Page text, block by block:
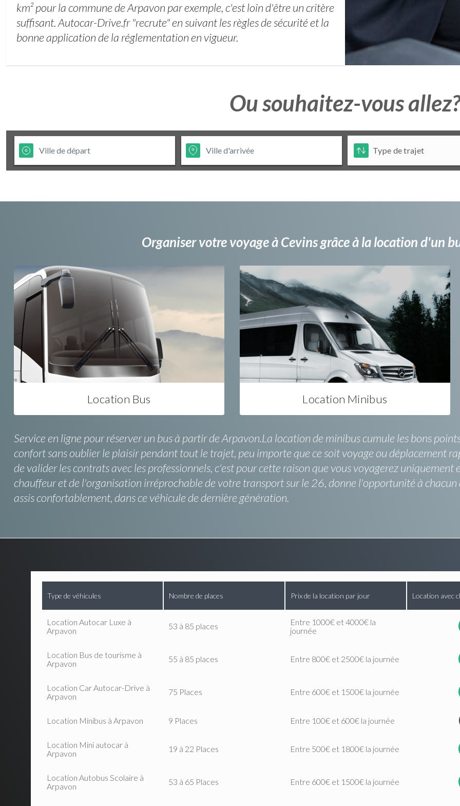
km² pour la commune de Arpavon par exemple, c'est loin d'être un critère
suffisant. Autocar-Drive.fr "recrute" en suivant les règles de sécurité et la
bonne application de la réglementation en vigueur.
Ou souhaitez-vous allez?
Organiser votre voyage à Cevins grâce à la location d'un
Location Bus Location Minibus
Service en ligne pour réserver un bus à partir de Arpavon.La location de minibus cumule les bons
confort sans oublier le plaisir pendant tout le trajet, peu importe que ce soit voyage ou déplacement
de valider les contrats avec les professionnels, c'est pour cette raison que vous voyagerez
chauffeur et de l'organisation irréprochable de votre transport sur le 26, donne l'opportunité à
assis confortablement, dans ce véhicule de dernière génération.
Type de véhicules Nombre de places Prix de la location par jour Location avec
Location Autocar Luxe à
Arpavon
53 à 85 places
Entre 1000€ et 4000€ la
journée
Location Bus de tourisme à
Arpavon
55 à 85 places Entre 800€ et 2500€ la journée
Location Car Autocar-Drive à
Arpavon
75 Places Entre 600€ et 1500€ la journée
Location Minibus à Arpavon 9 Places Entre 100€ et 600€ la journée
Location Mini autocar à
Arpavon
19 à 22 Places Entre 500€ et 1800€ la journée
Location Autobus Scolaire à
Arpavon
53 à 65 Places Entre 600€ et 1500€ la journée